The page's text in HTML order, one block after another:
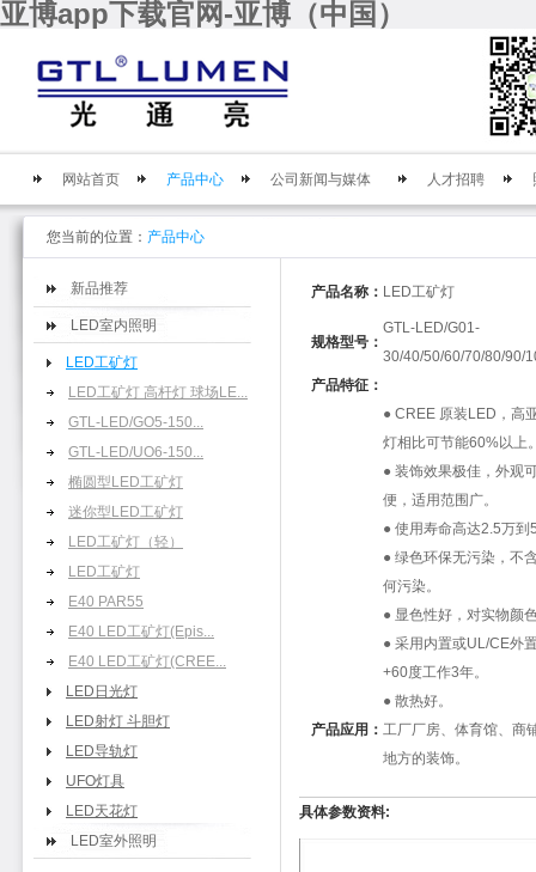
亚博app下载官网-亚博（中国）
网站首页 产品中心 公司新闻与媒体 人才招聘
您当前的位置： 产品中心
新品推荐
LED室内照明
LED工矿灯
LED工矿灯 高杆灯 球场LE...
GTL-LED/GO5-150...
GTL-LED/UO6-150...
椭圆型LED工矿灯
迷你型LED工矿灯
LED工矿灯（轻）
LED工矿灯
E40 PAR55
E40 LED工矿灯(Epis...
E40 LED工矿灯(CREE...
LED日光灯
LED射灯 斗胆灯
LED导轨灯
UFO灯具
LED天花灯
LED室外照明
产品名称： LED工矿灯
规格型号：
GTL-LED/G01-
30/40/50/60/70/80/90/
产品特征：
● CREE 原装 LED ，高
灯相比可节能60%以上
● 装饰效果极佳，外观
便，适用范围广。
● 使用寿命高达2.5万到
● 绿色环保无污染，不
何污染。
● 显色性好，对实物颜
● 采用内置或UL/CE外
+60度工作3年。
● 散热好。
产品应用： 工厂厂房、体育馆、商
地方的装饰。
具体参数资料: